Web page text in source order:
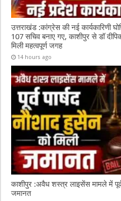
उत्तराखंड :कांग्रेस की नई कार्यकारिणी
107 सचिव बनाए गए, काशीपुर से डॉ
मिली महत्वपूर्ण जगह
14 hours ago
काशीपुर :अवैध शस्त्र लाइसेंस मामले में पूर्व
जमानत